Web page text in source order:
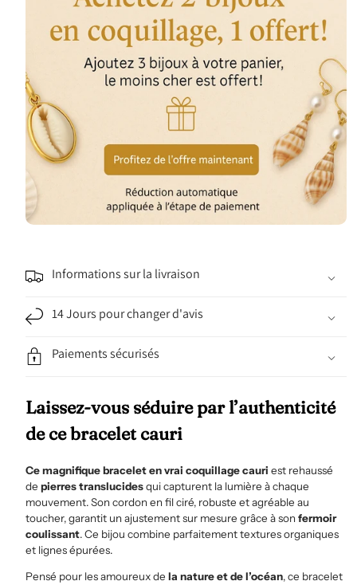
Informations sur la livraison
14 Jours pour changer d'avis
Paiements sécurisés
Laissez-vous séduire par l’authenticité
de ce bracelet cauri
Ce magnifique bracelet en vrai coquillage cauri est rehaussé
de pierres translucidesqui capturent la lumière à chaque
mouvement. Son cordon en fil ciré, robuste et agréable au
toucher, garantit un ajustement sur mesure grâce à son fermoir
coulissant. Ce bijou combine parfaitement textures organiques
et lignes épurées.
Pensé pour les amoureux de la nature et de l’océan, ce bracelet